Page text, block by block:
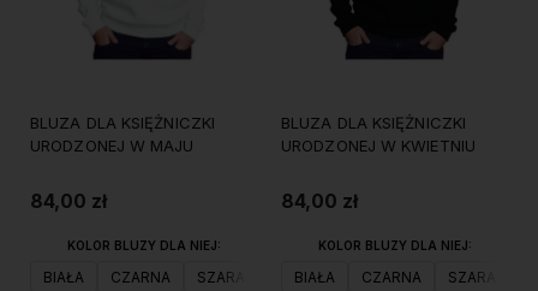
BLUZA DLA KSIĘŻNICZKI
URODZONEJ W MAJU
84,00 zł
KOLOR BLUZY DLA NIEJ:
BIAŁA CZARNA SZARA
BLUZA DLA KSIĘŻNICZKI
URODZONEJ W KWIETNIU
84,00 zł
KOLOR BLUZY DLA NIEJ:
BIAŁA CZARNA SZARA